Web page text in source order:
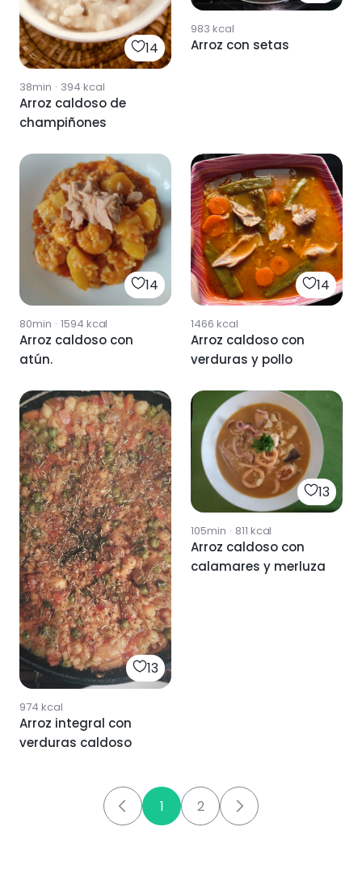
14
38min · 394 kcal
Arroz caldoso de
champiñones
983 kcal
Arroz con setas
14
80min · 1594 kcal
Arroz caldoso con
atún.
14
1466 kcal
Arroz caldoso con
verduras y pollo
13
974 kcal
Arroz integral con
verduras caldoso
13
105min · 811 kcal
Arroz caldoso con
calamares y merluza
1 2